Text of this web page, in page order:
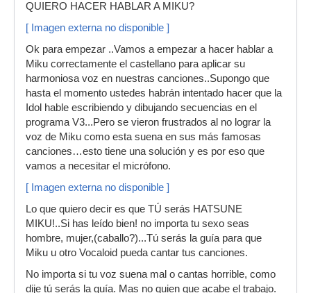
QUIERO HACER HABLAR A MIKU?
[ Imagen externa no disponible ]
Ok para empezar ..Vamos a empezar a hacer hablar a
Miku correctamente el castellano para aplicar su
harmoniosa voz en nuestras canciones..Supongo que
hasta el momento ustedes habrán intentado hacer que la
Idol hable escribiendo y dibujando secuencias en el
programa V3...Pero se vieron frustrados al no lograr la
voz de Miku como esta suena en sus más famosas
canciones…esto tiene una solución y es por eso que
vamos a necesitar el micrófono.
[ Imagen externa no disponible ]
Lo que quiero decir es que TÚ serás HATSUNE
MIKU!..Si has leído bien! no importa tu sexo seas
hombre, mujer,(caballo?)...Tú serás la guía para que
Miku u otro Vocaloid pueda cantar tus canciones.
No importa si tu voz suena mal o cantas horrible, como
dije tú serás la guía. Mas no quien que acabe el trabajo.